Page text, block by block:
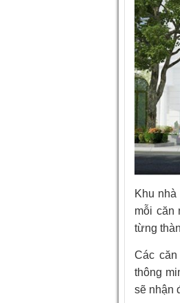
Khu
mỗi căn
từng
Các
thông
sẽ nhận